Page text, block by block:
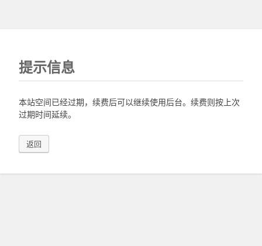
提示信息
本站空间已经过期，续费后可以继续使用后台。续费则按上次
过期时间延续。
返回